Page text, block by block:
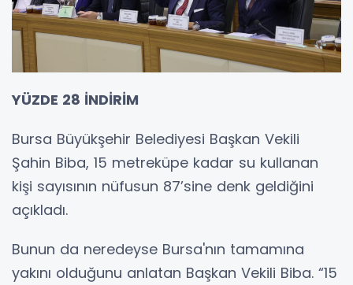
YÜZDE 28 İNDİRİM
Bursa Büyükşehir Belediyesi Başkan Vekili
Şahin Biba, 15 metreküpe kadar su kullanan
kişi sayısının nüfusun 87’sine denk geldiğini
açıkladı.
Bunun da neredeyse Bursa'nın tamamına
yakını olduğunu anlatan Başkan Vekili Biba. “15